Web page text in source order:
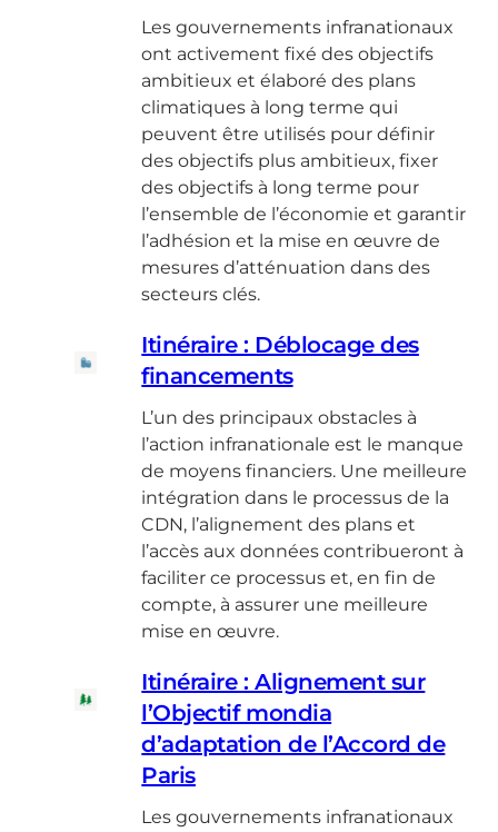
Les gouvernements infranationaux
ont activement fixé des objectifs
ambitieux et élaboré des plans
climatiques à long terme qui
peuvent être utilisés pour définir
des objectifs plus ambitieux, fixer
des objectifs à long terme pour
l’ensemble de l’économie et garantir
l’adhésion et la mise en œuvre de
mesures d’atténuation dans des
secteurs clés.
Itinéraire : Déblocage des
financements
L’un des principaux obstacles à
l’action infranationale est le manque
de moyens financiers. Une meilleure
intégration dans le processus de la
CDN, l’alignement des plans et
l’accès aux données contribueront à
faciliter ce processus et, en fin de
compte, à assurer une meilleure
mise en œuvre.
Itinéraire : Alignement sur
l’Objectif mondia
d’adaptation de l’Accord de
Paris
Les gouvernements infranationaux